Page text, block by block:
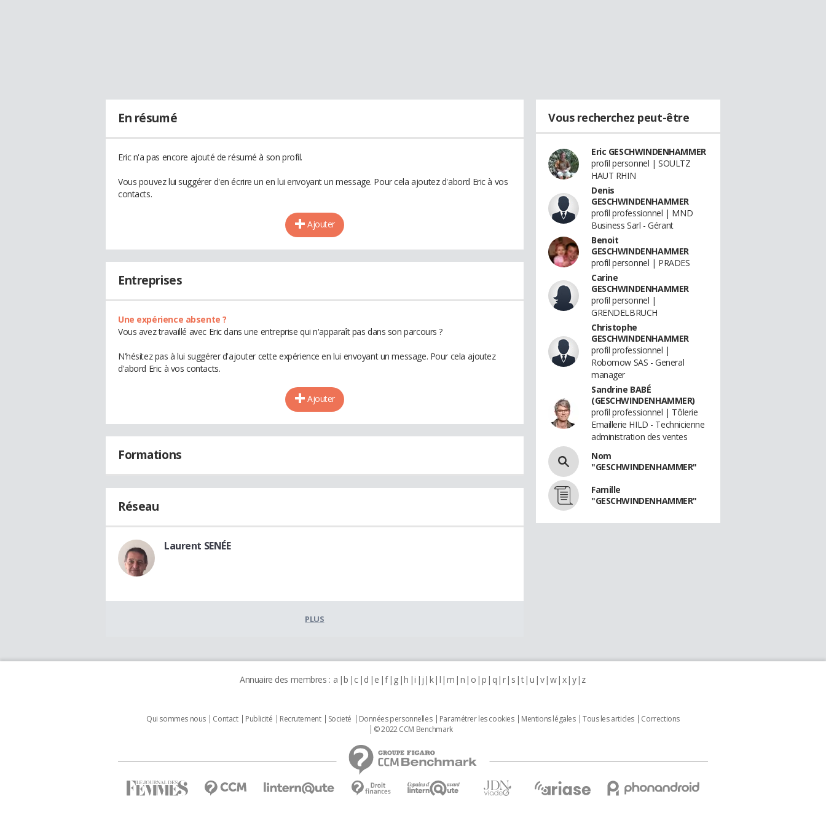
En résumé
Eric n'a pas encore ajouté de résumé à son profil.
Vous pouvez lui suggérer d'en écrire un en lui envoyant un message. Pour cela ajoutez d'abord Eric à vos
contacts.
Ajouter
Entreprises
Une expérience absente ?
Vous avez travaillé avec Eric dans une entreprise qui n'apparaît pas dans son parcours ?
N'hésitez pas à lui suggérer d'ajouter cette expérience en lui envoyant un message. Pour cela ajoutez
d'abord Eric à vos contacts.
Ajouter
Formations
Réseau
Laurent SENÉE
PLUS
Vous recherchez peut-être
Eric GESCHWINDENHAMMER
profil personnel | SOULTZ
HAUT RHIN
Denis
GESCHWINDENHAMMER
profil professionnel | MND
Business Sarl - Gérant
Benoit
GESCHWINDENHAMMER
profil personnel | PRADES
Carine
GESCHWINDENHAMMER
profil personnel |
GRENDELBRUCH
Christophe
GESCHWINDENHAMMER
profil professionnel |
Robomow SAS - General
manager
Sandrine BABÉ
(GESCHWINDENHAMMER)
profil professionnel | Tôlerie
Emaillerie HILD - Technicienne
administration des ventes
Nom
"GESCHWINDENHAMMER"
Famille
"GESCHWINDENHAMMER"
Annuaire des membres : a b c d e f g h i j k l m n o p q r s t u v w x y z
Qui sommes nous Contact Publicité Recrutement Societé Données personnelles Paramétrer les cookies Mentions légales Tous les articles
Corrections
© 2022 CCM Benchmark